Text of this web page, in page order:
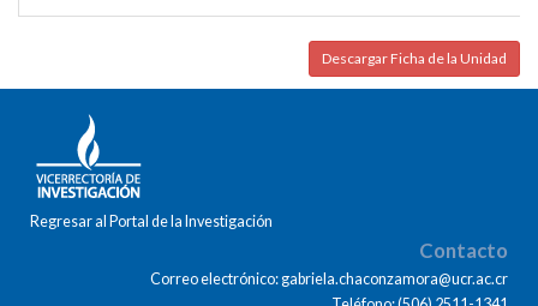
Descargar Ficha de la Unidad
Regresar al Portal de la Investigación
Contacto
Correo electrónico: gabriela.chaconzamora@ucr.ac.cr